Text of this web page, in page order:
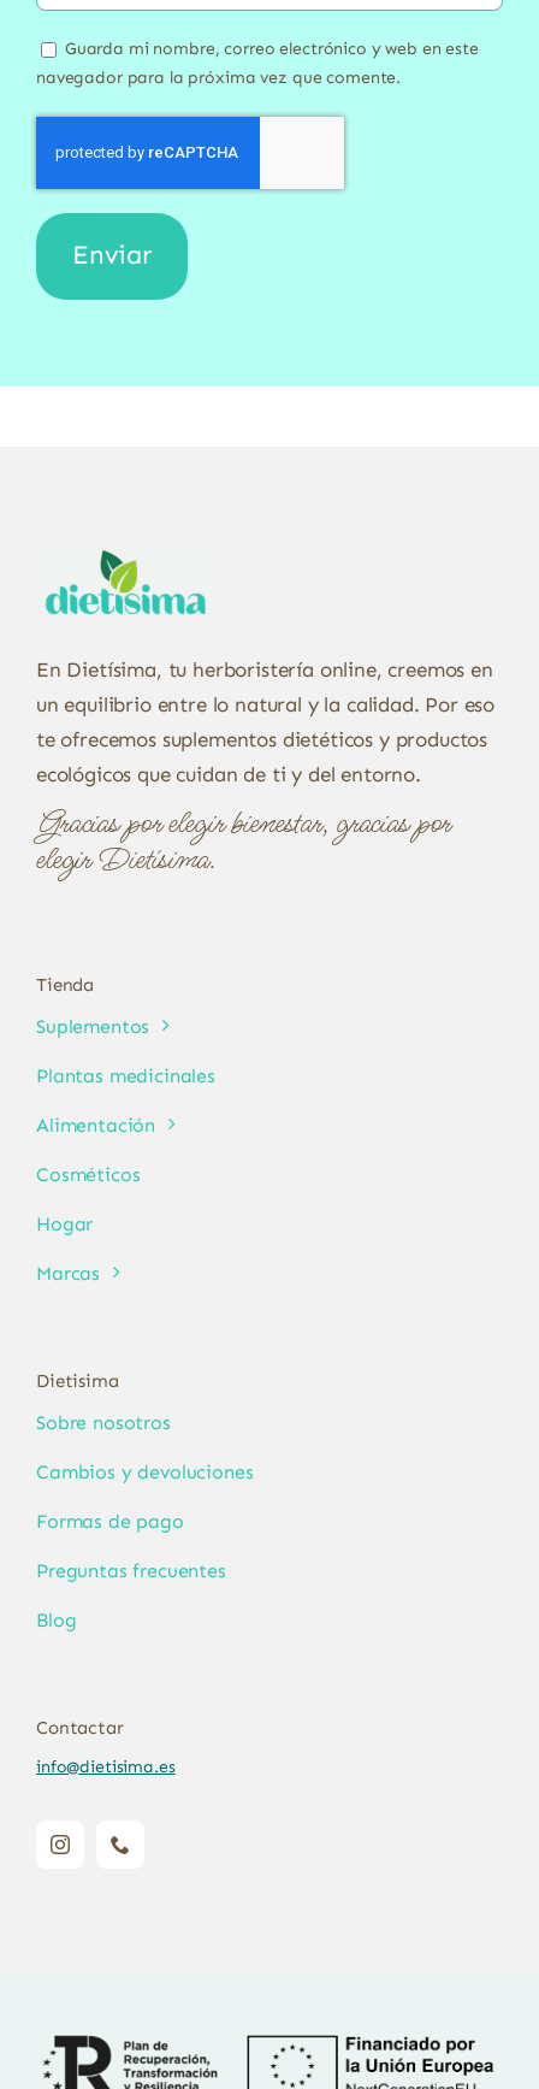
Guarda mi nombre, correo electrónico y web en este
navegador para la próxima vez que comente.
En Dietísima, tu herboristería online, creemos en
un equilibrio entre lo natural y la calidad. Por eso
te ofrecemos suplementos dietéticos y productos
ecológicos que cuidan de ti y del entorno.
Gracias por elegir bienestar, gracias por
elegir Dietísima.
Tienda
Suplementos
Plantas medicinales
Alimentación
Cosméticos
Hogar
Marcas
Dietisima
Sobre nosotros
Cambios y devoluciones
Formas de pago
Preguntas frecuentes
Blog
Contactar
info@dietisima.es